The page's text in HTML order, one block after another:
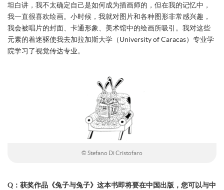
坦白讲，我不太确定自己是如何成为插画师的，但在我的记忆中，
我一直很喜欢绘画。小时候，我就对图片和各种图形非常感兴趣，
我会被唱片的封面、卡通形象、美术馆中的绘画所吸引。我对这些
元素的着迷驱使我去加拉加斯大学（University of Caracas）专业学
院学习了视觉传达专业。
© Stefano Di Cristofaro
Q：获奖作品《兔子与兔子》这本书即将要在中国出版，您可以与中